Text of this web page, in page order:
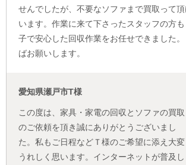
せんでしたが、不要なソファまで買取って
います。作業に来て下さったスタッフの方
子で安心した回収作業をお任せできました
ばお願いします。
愛知県瀬戸市T様
この度は、家具・家電の回収とソファの買取
のご依頼を頂き誠にありがとうございまし
た。私もご日程などＴ様のご希望に添え大変
うれしく思います。インターネットが普及し